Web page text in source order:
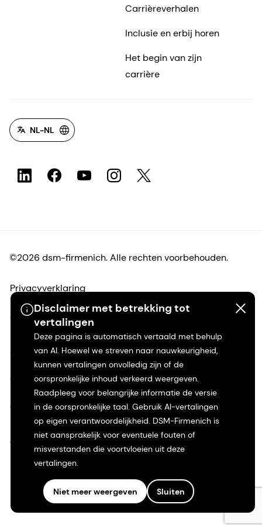
Disclaimer met betrekking tot
vertalingen
Deze pagina is automatisch vertaald met behulp
van AI. Hoewel we streven naar nauwkeurigheid,
kunnen vertalingen onvolledig zijn of de
oorspronkelijke inhoud verkeerd weergeven.
Raadpleeg voor belangrijke informatie de versie
in de oorspronkelijke taal. Gebruik AI-vertalingen
op eigen verantwoordelijkheid. DSM-Firmenich is
niet aansprakelijk voor eventuele fouten of
misverstanden die voortvloeien uit deze
vertalingen.
Niet meer weergeven Sluiten
Carrièreverhalen
Inclusie en erbij horen
Het begin van zijn
carrière
NL-NL
©2026 dsm-firmenich. Alle rechten voorbehouden.
Privacyverklaring
Gebruiksvoorwaarden
Algemene voorwaarden
Californië Transparantie
Toegankelijkheidsverklaring
Juridische informatie
Sitemap